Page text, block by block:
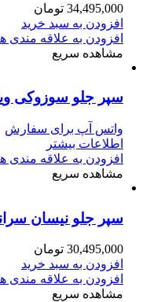
34,495,000 تومان
افزودن به سبد خرید
افزودن به علاقه مندی
مشاهده سریع
سپر جلو سوزوکی
واتس آپ برای سفارش
اطلاعات بیشتر
افزودن به علاقه مندی
مشاهده سریع
سپر جلو نیسان
30,495,000 تومان
افزودن به سبد خرید
افزودن به علاقه مندی
مشاهده سریع